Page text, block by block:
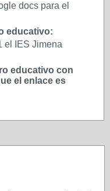
docs para el
educativo:
el IES Jimena
educativo con
el enlace es